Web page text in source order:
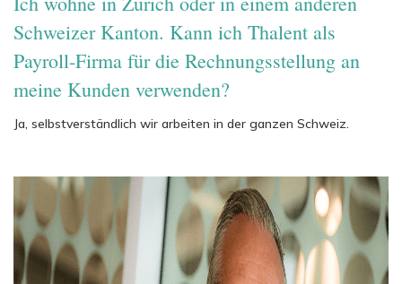
Schweizer Kanton. Kann ich Thalent als
Payroll-Firma für die Rechnungsstellung an
meine Kunden verwenden?
Ja, selbstverständlich wir arbeiten in der ganzen Schweiz.